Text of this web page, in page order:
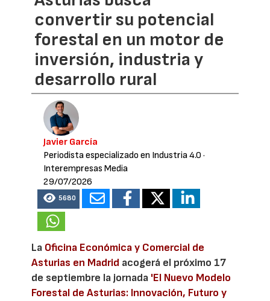
convertir su potencial
forestal en un motor de
inversión, industria y
desarrollo rural
Javier García
Periodista especializado en Industria 4.0 ·
Interempresas Media
29/07/2026
5680
La Oficina Económica y Comercial de
Asturias en Madrid acogerá el próximo 17
de septiembre la jornada 'El Nuevo Modelo
Forestal de Asturias: Innovación, Futuro y